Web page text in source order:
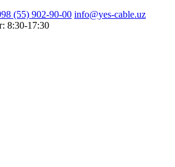
(55) 902-90-00 info@yes-cable.uz
8:30-17:30